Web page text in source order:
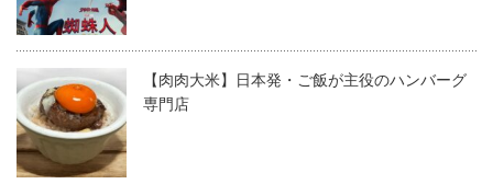
【肉肉大米】日本発・ご飯が主役のハンバーグ
専門店